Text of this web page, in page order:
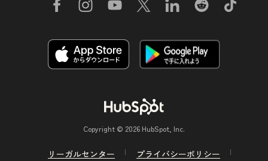
Copyright © 2026 HubSpot, Inc.
リーガルセンター
プライバシーポリシー